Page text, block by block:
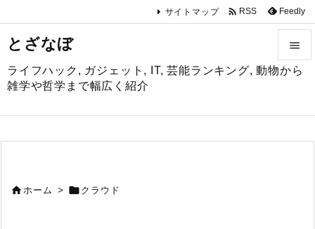
とざなぼ
ライフハック, ガジェット, IT, 芸能ランキング, 動物から
雑学や哲学まで幅広く紹介



サイトマップ  RSS Feedly
ホーム >  クラウド